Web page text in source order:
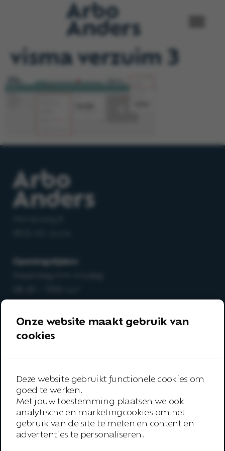
visma verzuim 3
Openingstijden:
T0513-64 03 98
Einfo@arboanders.nl
Over ons
Onze werkwijze
Trainingen
Inspiratie
Onze website maakt gebruik van
cookies
Deze website gebruikt functionele cookies om
goed te werken.
Met jouw toestemming plaatsen we ook
analytische en marketingcookies om het
gebruik van de site te meten en content en
advertenties te personaliseren.